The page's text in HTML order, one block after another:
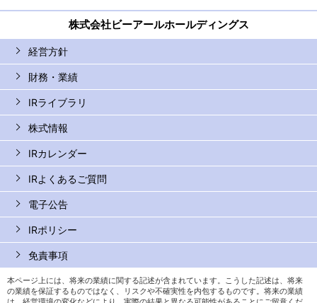
株式会社ビーアールホールディングス
経営方針
財務・業績
IRライブラリ
株式情報
IRカレンダー
IRよくあるご質問
電子公告
IRポリシー
免責事項
本ページ上には、将来の業績に関する記述が含まれています。こうした記述は、将来
の業績を保証するものではなく、リスクや不確実性を内包するものです。将来の業績